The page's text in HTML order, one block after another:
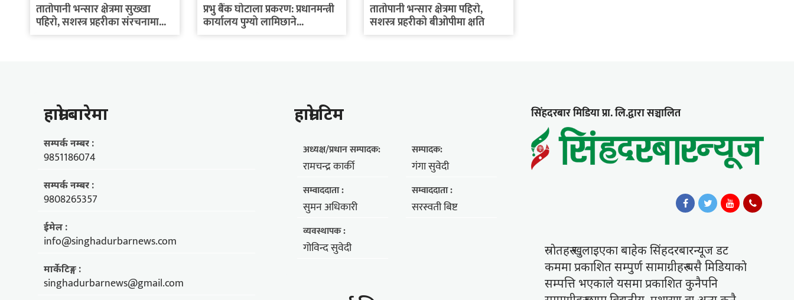
तातोपानी भन्सार क्षेत्रमा सुख्खा
पहिरो, सशस्त्र प्रहरीका संरचनामा...
प्रभु बैंक घोटाला प्रकरण: प्रधानमन्त्री
कार्यालय पुग्यो लामिछाने...
तातोपानी भन्सार क्षेत्रमा पहिरो,
सशस्त्र प्रहरीको बीओपीमा क्षति
हाम्राे बारेमा
सम्पर्क नम्बर :
9851186074
सम्पर्क नम्बर :
9808265357
ईमेल :
info@singhadurbarnews.com
मार्केटिङ्ग :
singhadurbarnews@gmail.com
हाम्राे टिम
अध्यक्ष/प्रधान सम्पादक:
रामचन्द्र कार्की
सम्पादक:
गंगा सुवेदी
सम्वाददाता :
सुमन अधिकारी
सम्वाददाता :
सरस्वती बिष्ट
व्यवस्थापक :
गोविन्द सुवेदी
सिंहदरबार मिडिया प्रा. लि.द्वारा सञ्चालित
स्राेतहरु खुलाइएका बाहेक सिंहदरबारन्यूज डट
कममा प्रकाशित सम्पुर्ण सामाग्रीहरु यसै मिडियाकाे
सम्पत्ति भएकाले यसमा प्रकाशित कुनैपनि